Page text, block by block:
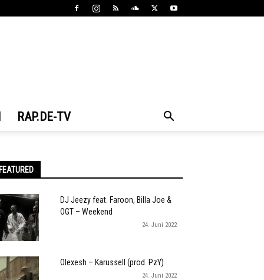
RAP.DE-TV
DJ Jeezy feat. Faroon, Billa Joe &
OGT – Weekend
24. Juni 2022
Olexesh – Karussell (prod. PzY)
24. Juni 2022